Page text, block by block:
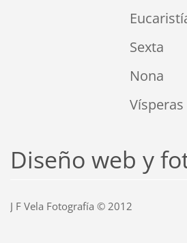
Eucaristía -
Sexta -
Nona -
Vísperas -
Diseño web y
J F Vela Fotografía © 2012